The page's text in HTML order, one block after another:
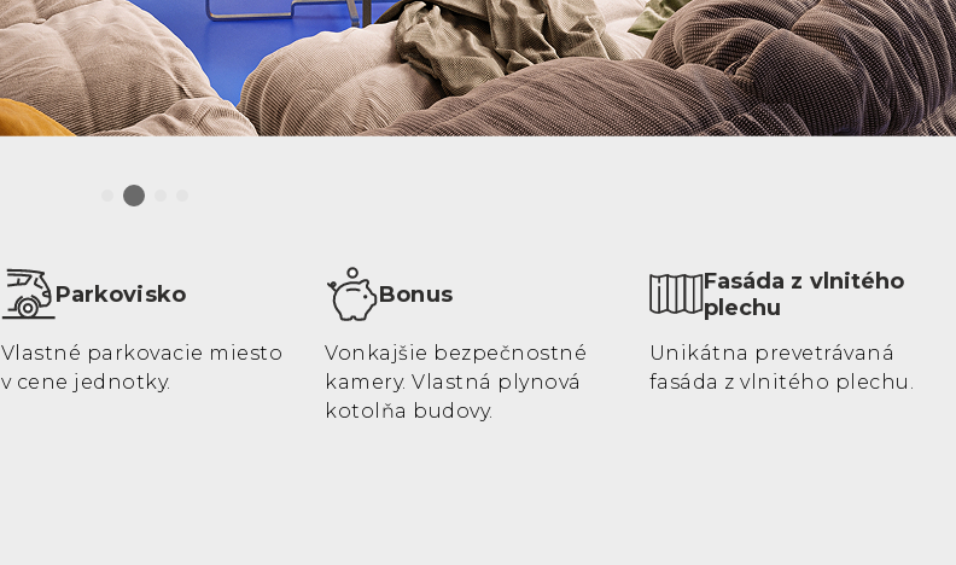
Parkovisko
Vlastné parkovacie miesto
v cene jednotky.
Bonus
Vonkajšie bezpečnostné
kamery. Vlastná plynová
kotolňa budovy.
Fasáda z vlnitého
plechu
Unikátna prevetrávaná
fasáda z vlnitého plechu.